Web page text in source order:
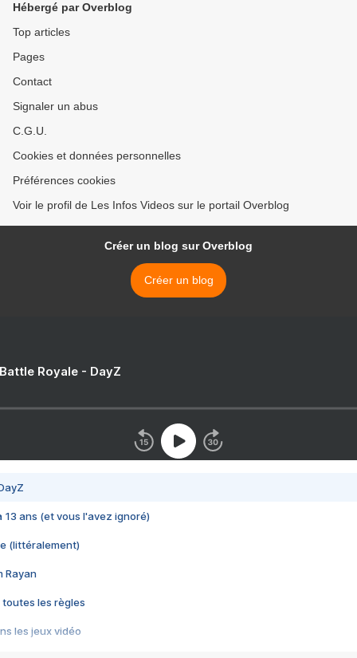
Hébergé par Overblog
Top articles
Pages
Contact
Signaler un abus
C.G.U.
Cookies et données personnelles
Préférences cookies
Voir le profil de Les Infos Videos sur le portail Overblog
Créer un blog sur Overblog
Créer un blog
Royale - DayZ
13 ans (et vous l'avez ignoré)
(littéralement)
Rayan
toutes les règles
les jeux vidéo